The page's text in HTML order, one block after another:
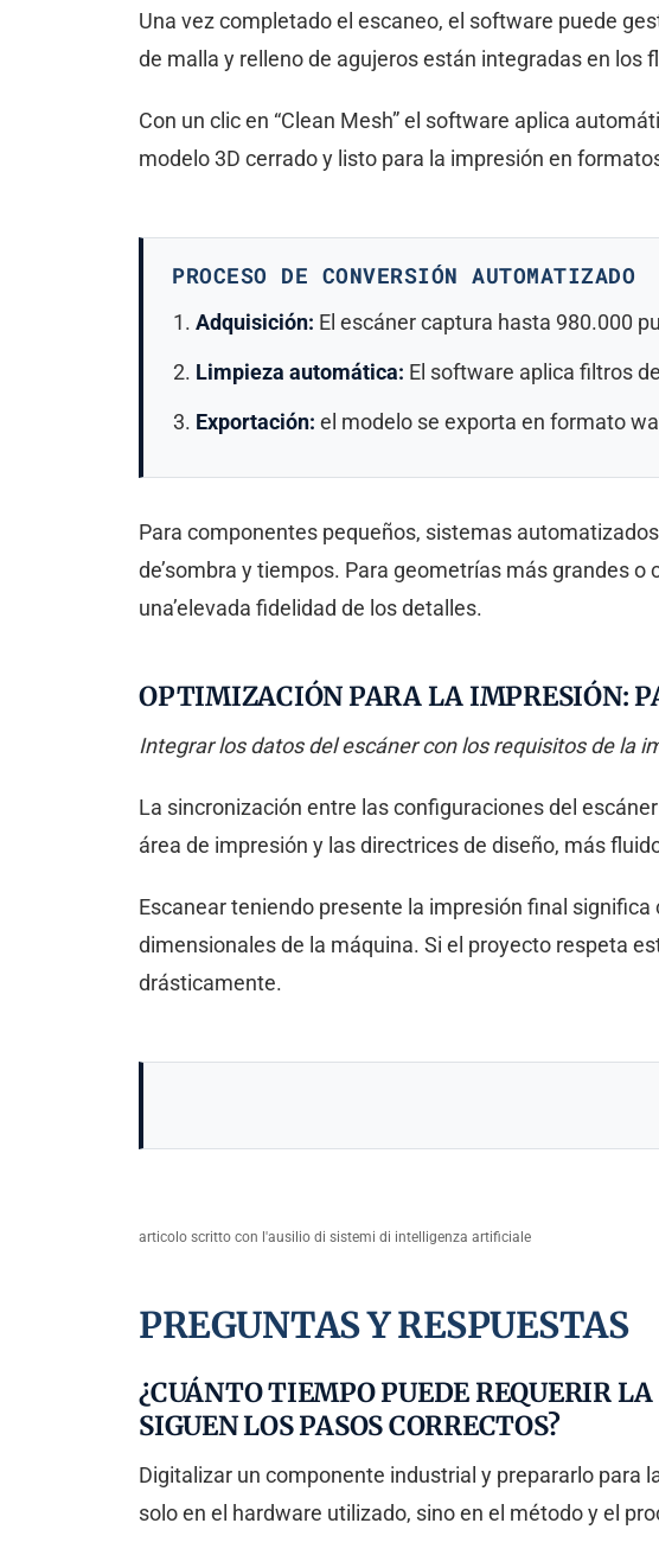
Una vez completado el escaneo, el software puede
de malla y relleno de agujeros están integradas en los
Con un clic en “Clean Mesh” el software aplica
modelo 3D cerrado y listo para la impresión en
PROCESO DE CONVERSIÓN AUTOMATIZADO
Adquisición: El escáner captura hasta 980.000
Limpieza automática: El software aplica filtros
Exportación: el modelo se exporta en formato
Para componentes pequeños, sistemas
de’sombra y tiempos. Para geometrías más grandes
una’elevada fidelidad de los detalles.
OPTIMIZACIÓN PARA LA IMPRESIÓN:
Integrar los datos del escáner con los requisitos de la
La sincronización entre las configuraciones del
área de impresión y las directrices de diseño, más
Escanear teniendo presente la impresión final
dimensionales de la máquina. Si el proyecto respeta
drásticamente.
articolo scritto con l'ausilio di sistemi di intelligenza artificiale
PREGUNTAS Y RESPUESTAS
¿CUÁNTO TIEMPO PUEDE REQUERIR
SIGUEN LOS PASOS CORRECTOS?
Digitalizar un componente industrial y prepararlo para
solo en el hardware utilizado, sino en el método y el